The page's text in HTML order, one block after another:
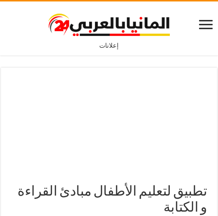
إعلانات
تطبيق لتعليم الأطفال مبادئ القراءة
و الكتابة